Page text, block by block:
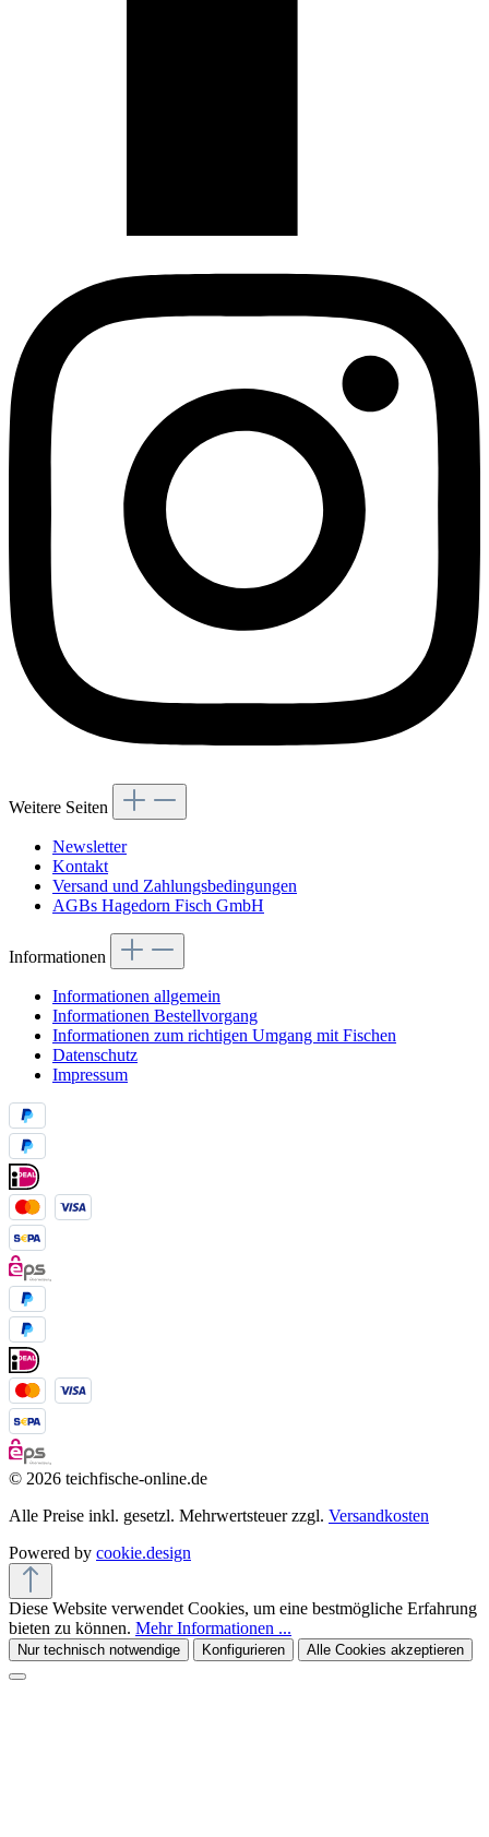
Weitere Seiten
Newsletter
Kontakt
Versand und Zahlungsbedingungen
AGBs Hagedorn Fisch GmbH
Informationen
Informationen allgemein
Informationen Bestellvorgang
Informationen zum richtigen Umgang mit Fischen
Datenschutz
Impressum
© 2026 teichfische-online.de
Alle Preise inkl. gesetzl. Mehrwertsteuer zzgl. Versandkosten
Powered by cookie.design
Diese Website verwendet Cookies, um eine bestmögliche Erfahrung
bieten zu können. Mehr Informationen ...
Nur technisch notwendige Konfigurieren Alle Cookies akzeptieren